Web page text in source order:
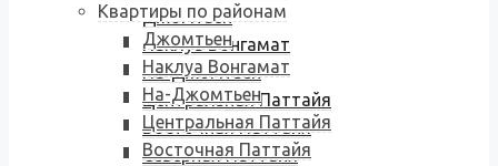
Джомтьен
Наклуа Вонгамат
На-Джомтьен
Центральная Паттайя
Восточная Паттайя
Северная Паттайя
Квартиры по районам
Джомтьен
Наклуа Вонгамат
На-Джомтьен
Центральная Паттайя
Восточная Паттайя